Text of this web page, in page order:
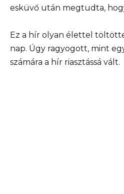
esküvő után megtudta,
Ez a hír olyan élettel
nap. Úgy ragyogott, mint
számára a hír riasztássá vált.